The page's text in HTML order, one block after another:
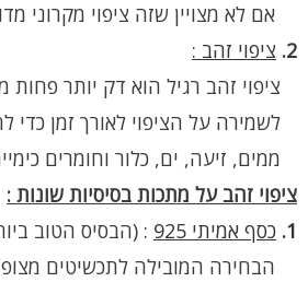
אם לא מצויין שזה ציפוי מקרוני
2. ציפוי זהב :
ציפוי זהב רגיל הוא דק יותר פחות מ – 1
לשמירה על הציפוי לאורך זמן כדי
ממים, זיעה, ים, כלור וחומרים
ציפוי זהב על מתכות בסיסיות שונות :
1. כסף אמיתי 925 : (הבסיס הטוב
הבחירה המובילה לתכשיטים